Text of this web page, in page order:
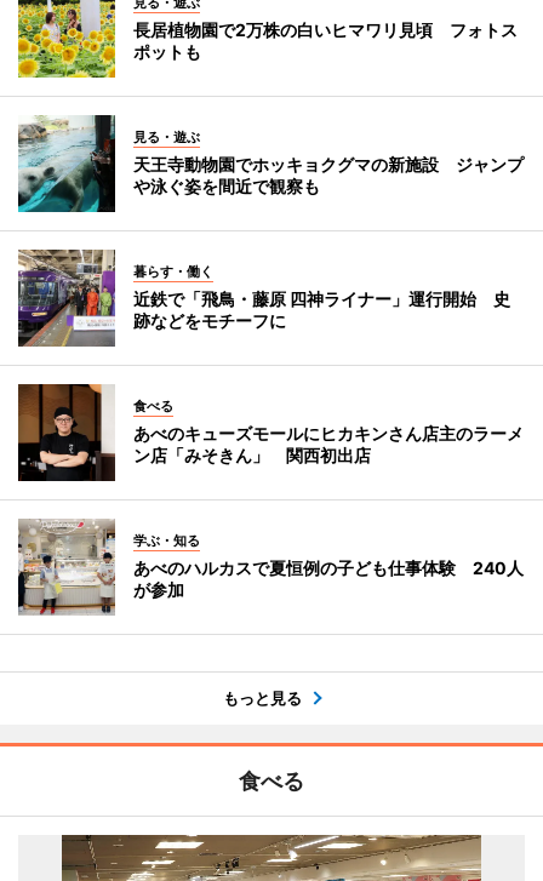
長居植物園で2万株の白いヒマワリ見頃 フォトス
ポットも
見る・遊ぶ
天王寺動物園でホッキョクグマの新施設 ジャンプ
や泳ぐ姿を間近で観察も
暮らす・働く
近鉄で「飛鳥・藤原 四神ライナー」運行開始 史
跡などをモチーフに
食べる
あべのキューズモールにヒカキンさん店主のラーメ
ン店「みそきん」 関西初出店
学ぶ・知る
あべのハルカスで夏恒例の子ども仕事体験 240人
が参加
もっと見る
食べる